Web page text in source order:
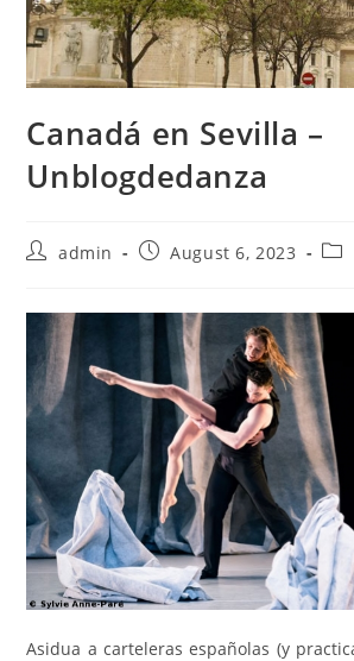
Canadá en Sevilla –
Unblogdedanza
Postadmin
PostAugust 6, 2023
Asidua a carteleras españolas (y